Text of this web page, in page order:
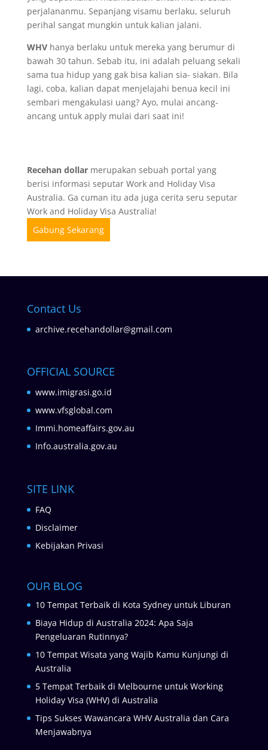
perjalananmu. Sepanjang visamu berlaku, seluruh
perihal sangat mungkin untuk kalian jalani.
WHVhanya berlaku untuk mereka yang berumur di
bawah 30 tahun. Sebab itu, ini adalah peluang sekali
sama tua hidup yang gak bisa kalian sia- siakan. Bila
lagi, coba, kalian dapat menjelajahi benua kecil ini
sembari mengakulasi uang? Ayo, mulai ancang-
ancang untuk apply mulai dari saat ini!
Recehan dollarmerupakan sebuah portal yang
berisi informasi seputar Work and Holiday Visa
Australia. Ga cuman itu ada juga cerita seru seputar
Work and Holiday Visa Australia!
Gabung Sekarang
Contact Us
archive.recehandollar@gmail.com
OFFICIAL SOURCE
www.imigrasi.go.id
www.vfsglobal.com
Immi.homeaffairs.gov.au
Info.australia.gov.au
SITE LINK
FAQ
Disclaimer
Kebijakan Privasi
OUR BLOG
10 Tempat Terbaik di Kota Sydney untuk Liburan
Biaya Hidup di Australia 2024: Apa Saja
Pengeluaran Rutinnya?
10 Tempat Wisata yang Wajib Kamu Kunjungi di
Australia
5 Tempat Terbaik di Melbourne untuk Working
Holiday Visa (WHV) di Australia
Tips Sukses Wawancara WHV Australia dan Cara
Menjawabnya